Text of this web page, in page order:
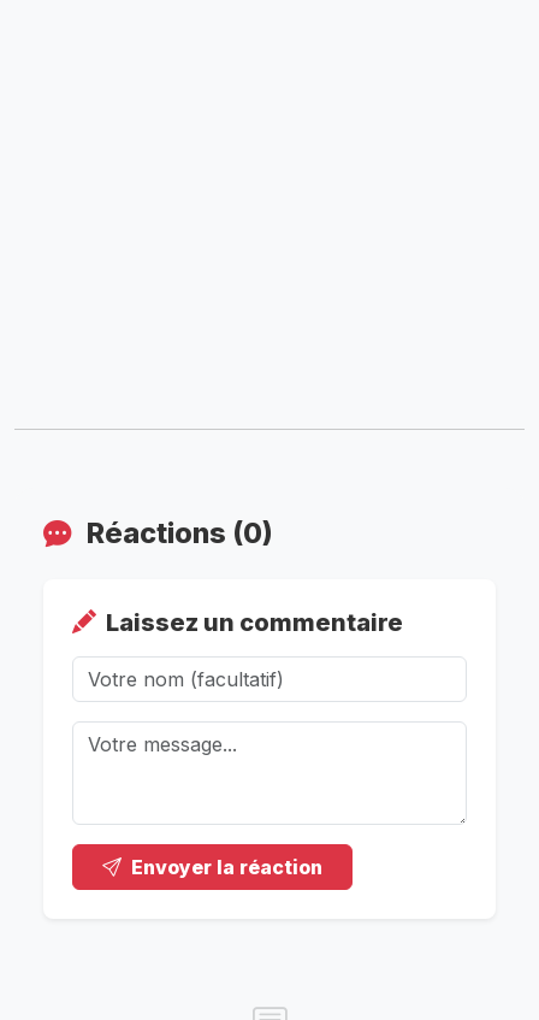
Réactions (0)
Laissez un commentaire
Envoyer la réaction